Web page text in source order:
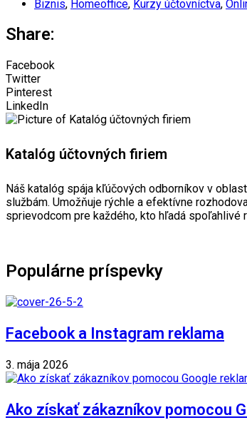
Biznis, Homeoffice, Kurzy účtovníctva,
Share:
Facebook
Twitter
Pinterest
LinkedIn
Katalóg účtovných firiem
Náš katalóg spája kľúčových odborníkov v
službám. Umožňuje rýchle a efektívne
sprievodcom pre každého, kto hľadá spoľahlivé
Populárne príspevky
Facebook a Instagram reklama
3. mája 2026
Ako získať zákazníkov pomocou